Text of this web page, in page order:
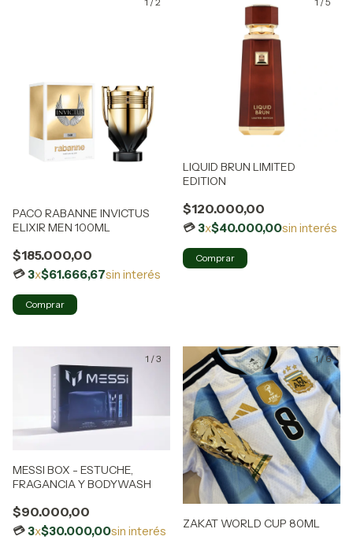
PACO RABANNE INVICTUS
ELIXIR MEN 100ML
$185.000,00
3x$61.666,67sin interés
LIQUID BRUN LIMITED
EDITION
$120.000,00
3x$40.000,00sin interés
1 /3
MESSI BOX - ESTUCHE,
FRAGANCIA Y BODYWASH
$90.000,00
3x$30.000,00sin interés
1/6
ZAKAT WORLD CUP 80ML